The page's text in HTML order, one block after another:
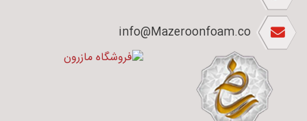
info@Mazeroonfoam.co